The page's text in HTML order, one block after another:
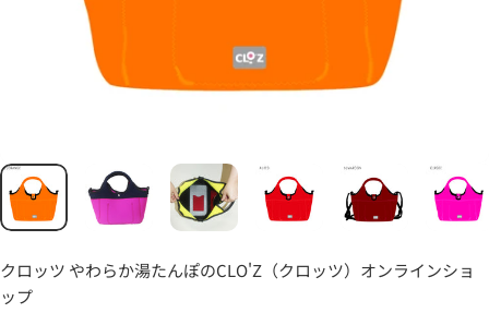
クロッツ やわらか湯たんぽのCLO'Z（クロッツ）オンラインショ
ップ